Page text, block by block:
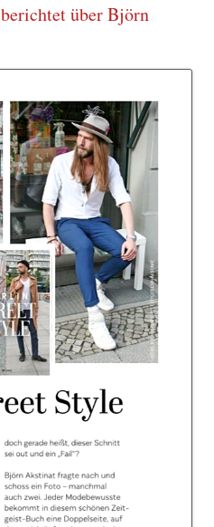
über Björn